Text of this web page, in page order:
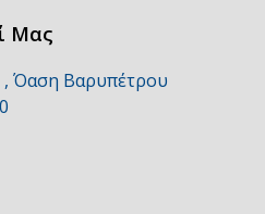
Μας
, Όαση Βαρυπέτρου